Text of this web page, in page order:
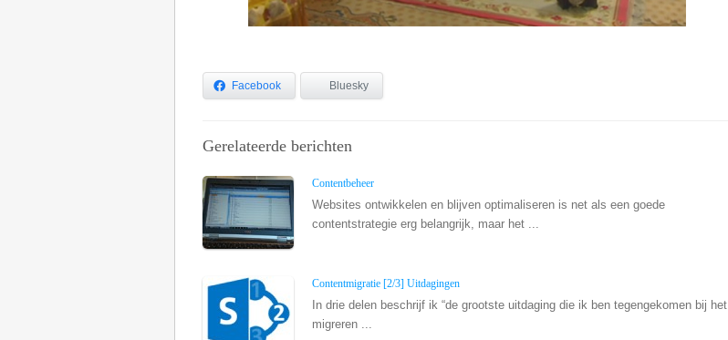
Facebook Bluesky
Gerelateerde berichten
Contentbeheer
Websites ontwikkelen en blijven optimaliseren is net als een goede
contentstrategie erg belangrijk, maar het ...
Contentmigratie [2/3] Uitdagingen
In drie delen beschrijf ik “de grootste uitdaging die ik ben tegengekomen bij het
migreren ...